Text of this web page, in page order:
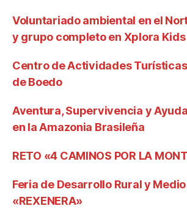
Voluntariado ambiental en el
y grupo completo en Xplora Kids
Centro de Actividades
de Boedo
Aventura, Supervivencia y
en la Amazonia Brasileña
RETO «4 CAMINOS POR LA
Feria de Desarrollo Rural y
«REXENERA»